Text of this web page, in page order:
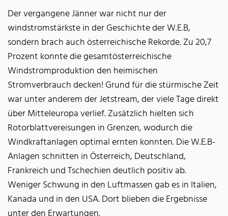
Der vergangene Jänner war nicht nur der
windstromstärkste in der Geschichte der W.E.B,
sondern brach auch österreichische Rekorde. Zu 20,7
Prozent konnte die gesamtösterreichische
Windstromproduktion den heimischen
Stromverbrauch decken! Grund für die stürmische Zeit
war unter anderem der Jetstream, der viele Tage direkt
über Mitteleuropa verlief. Zusätzlich hielten sich
Rotorblattvereisungen in Grenzen, wodurch die
Windkraftanlagen optimal ernten konnten. Die W.E.B-
Anlagen schnitten in Österreich, Deutschland,
Frankreich und Tschechien deutlich positiv ab.
Weniger Schwung in den Luftmassen gab es in Italien,
Kanada und in den USA. Dort blieben die Ergebnisse